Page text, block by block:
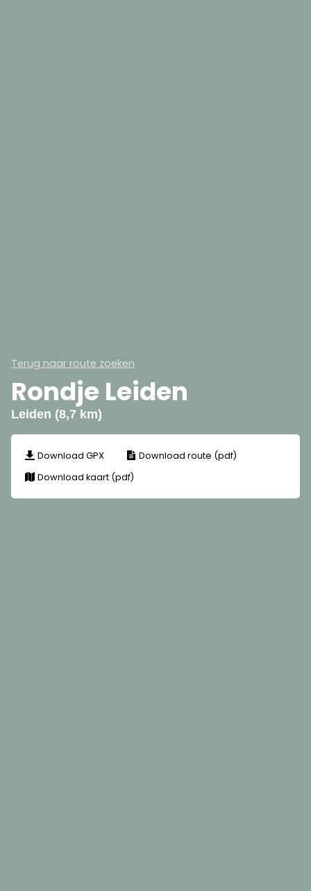
Terug naar route zoeken
Rondje Leiden
Leiden (8,7 km)
Download GPX
Download route (pdf)
Download kaart (pdf)